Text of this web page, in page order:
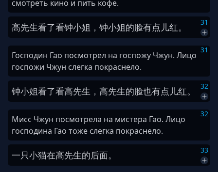
смотреть кино и пить кофе.
31
高先生看了看钟小姐 ， 钟小姐的脸有点儿红。
31
Господин Гао посмотрел на госпожу Чжун. Лицо
госпожи Чжун слегка покраснело.
32
钟小姐看了看高先生 ， 高先生的脸也有点儿红。
32
Мисс Чжун посмотрела на мистера Гао. Лицо
господина Гао тоже слегка покраснело.
33
一只小猫在高先生的后面。